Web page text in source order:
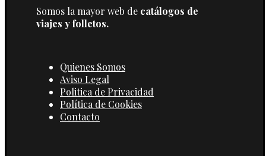
Somos la mayor web de catálogos de
viajes y folletos.
Quienes Somos
Aviso Legal
Politica de Privacidad
Política de Cookies
Contacto